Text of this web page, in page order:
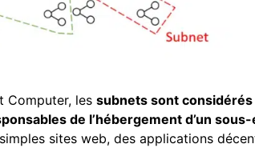
Computer, les subnets sont
de l’hébergement d’un
sites web, des applications